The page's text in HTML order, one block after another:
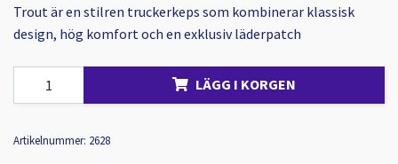
Trout är en stilren truckerkeps som kombinerar klassisk
design, hög komfort och en exklusiv läderpatch
LÄGG I KORGEN
Artikelnummer: 2628